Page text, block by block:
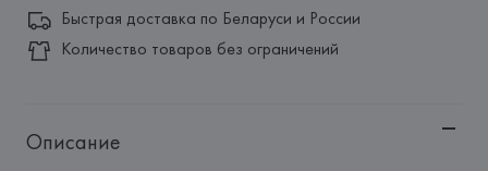
Быстрая доставка по Беларуси и России
Количество товаров без ограничений
Описание